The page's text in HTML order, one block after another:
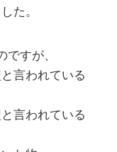
た。
すが、
言われている
言われている